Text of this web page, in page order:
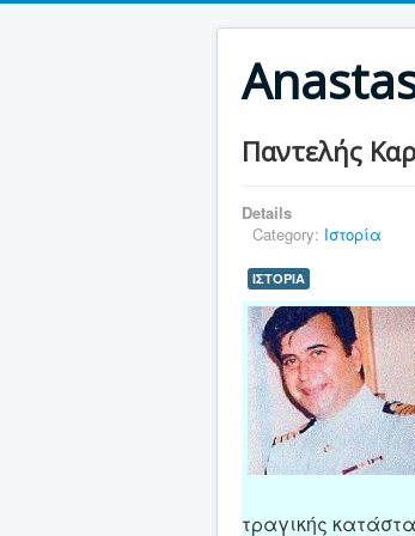
Παντελής
Details
Category: Ιστορία
ΙΣΤΟΡΙΑ
τραγικής